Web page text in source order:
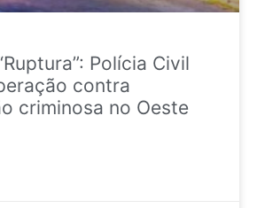
Polícia Civil
contra
criminosa no Oeste